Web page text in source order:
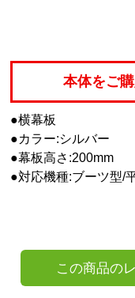
本体をご
●横幕板
●カラー:シルバー
●幕板高さ:200mm
●対応機種:ブーツ型/
この商品の